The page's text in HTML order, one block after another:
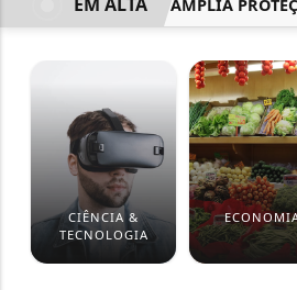
PROJETO AMPLIA
CIÊNCIA &
TECNOLOGIA